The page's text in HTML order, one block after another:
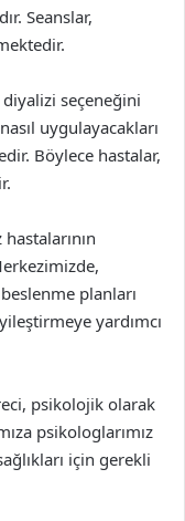
Seanslar,
seçeneğini
uygulayacakları
Böylece hastalar,
planları
yardımcı
psikolojik olarak
psikologlarımız
için gerekli